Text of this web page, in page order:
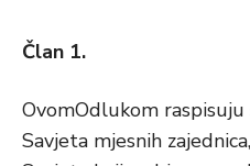
Član 1.
OvomOdlukom raspisuju
Savjeta mjesnih